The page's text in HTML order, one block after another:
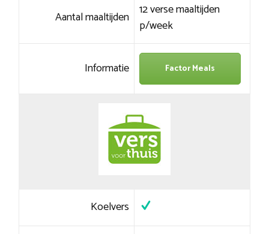
Aantal maaltijden 12 verse maaltijden
p/week
Informatie Factor Meals
Koelvers